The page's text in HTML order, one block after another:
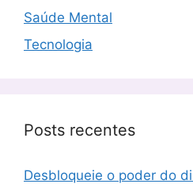
Saúde Mental
Tecnologia
Posts recentes
Desbloqueie o poder do